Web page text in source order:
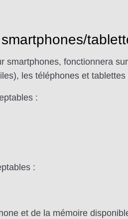
smartphones, fonctionnera
les téléphones et
:
:
et de la mémoire